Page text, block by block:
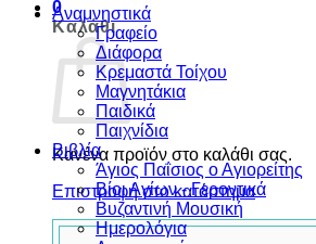
0
Καλάθι
Κανένα προϊόν στο καλάθι σας.
Επιστροφή στο κατάστημα
Αναμνηστικά
Γραφείο
Διάφορα
Κρεμαστά Τοίχου
Μαγνητάκια
Παιδικά
Παιχνίδια
Βιβλία
Άγιος Παΐσιος ο Αγιορείτης
Βίοι Αγίων - Γεροντικά
Βυζαντινή Μουσική
Ημερολόγια